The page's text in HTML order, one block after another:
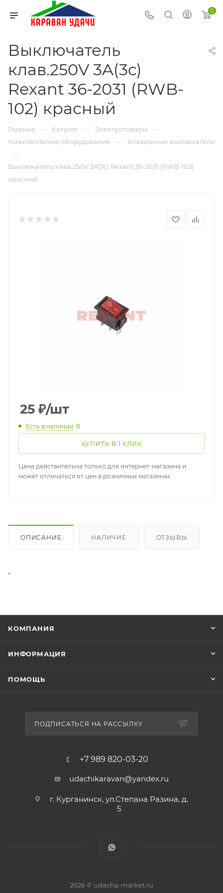
0
Выключатель
клав.250V 3A(3c)
Rexant 36-2031 (RWB-
102) красный
Главная — Каталог — Электротовары —
Низковольтное оборудование — Клавишные выключатели
—
Выключатель клав.250V 3A(3c) Rexant 36-2031 (RWB-102)
красный
25 ₽/шт
Есть в наличии: 8
КУПИТЬ В 1 КЛИК
Цена действительна только для интернет-магазина и
может отличаться от цен в розничных магазинах
ОПИСАНИЕ НАЛИЧИЕ ОТЗЫВЫ
"
КОМПАНИЯ
ИНФОРМАЦИЯ
ПОМОЩЬ
ПОДПИСАТЬСЯ НА РАССЫЛКУ
+7 989 820-03-20
udachikaravan@yandex.ru
г. Курганинск, ул.Степана Разина, д.
5
2026 © udacha-market.ru